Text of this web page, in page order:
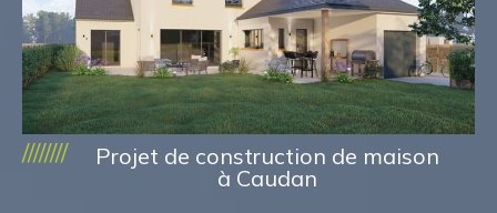
////////
Projet de construction de maison
à Caudan